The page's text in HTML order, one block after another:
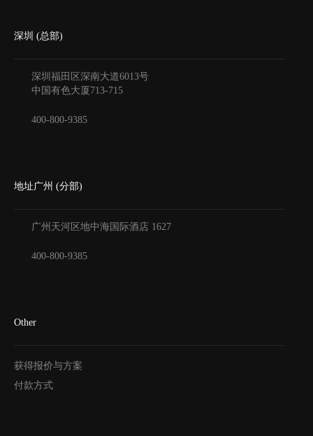
深圳 (总部)
深圳福田区深南大道6013号
中国有色大厦713-715
400-800-9385
地址广州 (分部)
广州天河区地中海国际酒店 1627
400-800-9385
Other
获得报价与方案
付款方式